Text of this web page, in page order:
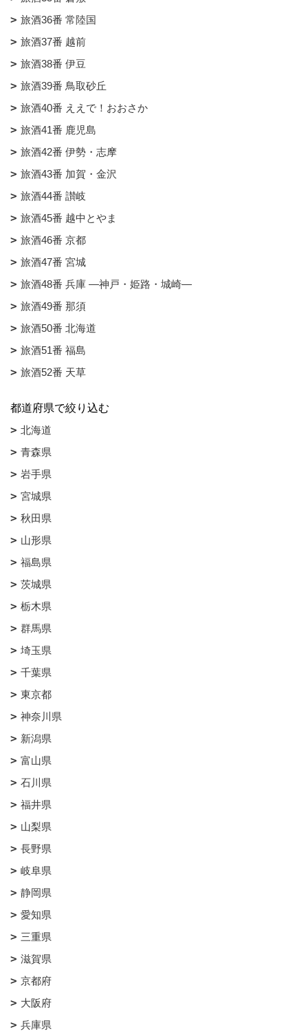
旅酒36番 常陸国
旅酒37番 越前
旅酒38番 伊豆
旅酒39番 鳥取砂丘
旅酒40番 ええで！おおさか
旅酒41番 鹿児島
旅酒42番 伊勢・志摩
旅酒43番 加賀・金沢
旅酒44番 讃岐
旅酒45番 越中とやま
旅酒46番 京都
旅酒47番 宮城
旅酒48番 兵庫 ―神戸・姫路・城崎―
旅酒49番 那須
旅酒50番 北海道
旅酒51番 福島
旅酒52番 天草
都道府県で絞り込む
北海道
青森県
岩手県
宮城県
秋田県
山形県
福島県
茨城県
栃木県
群馬県
埼玉県
千葉県
東京都
神奈川県
新潟県
富山県
石川県
福井県
山梨県
長野県
岐阜県
静岡県
愛知県
三重県
滋賀県
京都府
大阪府
兵庫県